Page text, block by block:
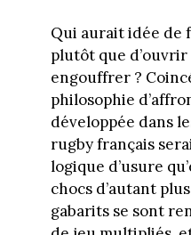
Qui aurait idée de
plutôt que d’ouvrir
engouffrer ?
philosophie
développée dans
rugby français
logique d’usure
chocs d’autant
gabarits se sont